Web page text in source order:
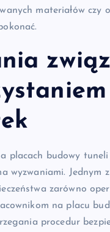
materiałów czy
placach budowy
wyzwaniami. Jednym
zarówno
na placu
procedur